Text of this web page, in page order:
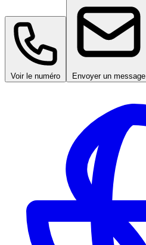
Voir le numéro Envoyer un message